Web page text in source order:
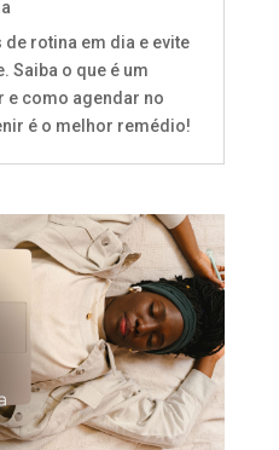
de rotina em dia e evite
Saiba o que é um
e como agendar no
é o melhor remédio!